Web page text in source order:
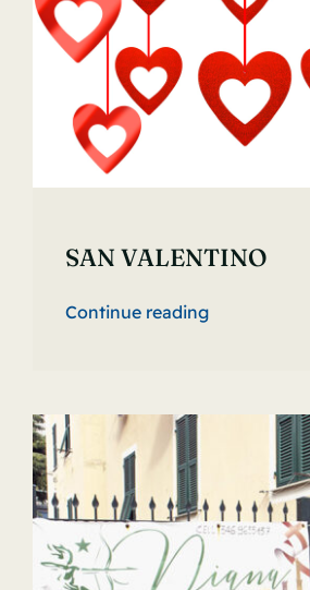
SAN VALENTINO
Continue reading